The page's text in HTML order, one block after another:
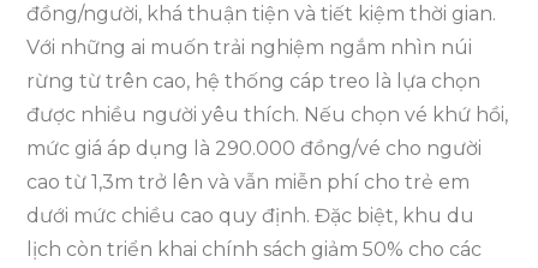
đồng/người, khá thuận tiện và tiết kiệm thời gian.
Với những ai muốn trải nghiệm ngắm nhìn núi
rừng từ trên cao, hệ thống cáp treo là lựa chọn
được nhiều người yêu thích. Nếu chọn vé khứ hồi,
mức giá áp dụng là 290.000 đồng/vé cho người
cao từ 1,3m trở lên và vẫn miễn phí cho trẻ em
dưới mức chiều cao quy định. Đặc biệt, khu du
lịch còn triển khai chính sách giảm 50% cho các